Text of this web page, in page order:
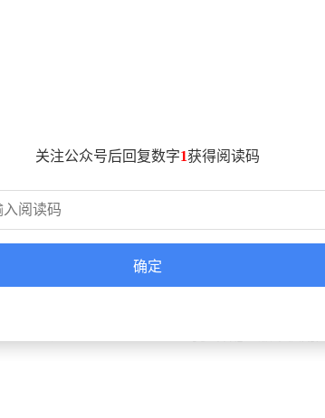
、12W液金和超大VC组成，层层叠加实现精准
机Y70新一代的AI游戏助手功能丰富，支持
根据不同场景和用户需求，智能调整手机性能
6.82英寸的大屏，分辨率高达2K，支持144Hz
光环境下也能清晰显示。同时，芯片级AI功耗
主要针对人像自拍进行优化；后置摄像头采
。它采用了8000mAh星环电池，不同场景下的
边玩时手机发热的问题，支持旁路供电，直接
其中包括电竞Wi - Fi天线，再加上环绕式布局
、16GB + 512GB/1TB等多种配置版本供用
关注公众号后回复数字1获得阅读码
确定